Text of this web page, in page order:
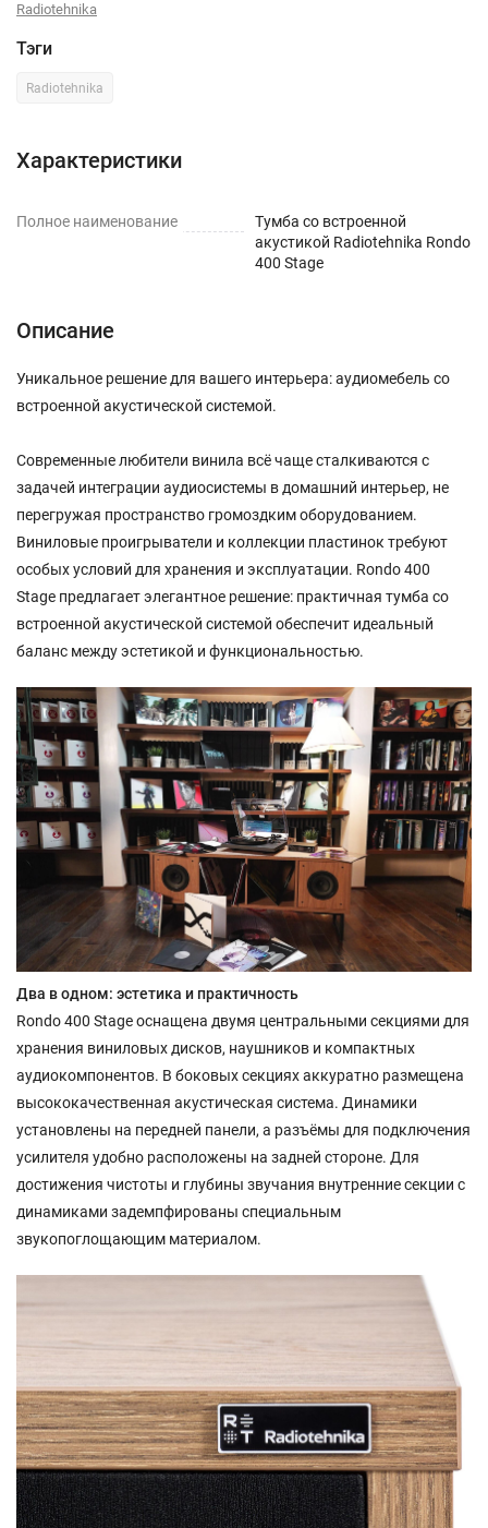
Radiotehnika
Тэги
Radiotehnika
Характеристики
Полное наименование
Тумба со встроенной
акустикой Radiotehnika Rondo
400 Stage
Описание
Уникальное решение для вашего интерьера: аудиомебель со
встроенной акустической системой.
Современные любители винила всё чаще сталкиваются с
задачей интеграции аудиосистемы в домашний интерьер, не
перегружая пространство громоздким оборудованием.
Виниловые проигрыватели и коллекции пластинок требуют
особых условий для хранения и эксплуатации. Rondo 400
Stage предлагает элегантное решение: практичная тумба со
встроенной акустической системой обеспечит идеальный
баланс между эстетикой и функциональностью.
Два в одном: эстетика и практичность
Rondo 400 Stage оснащена двумя центральными секциями для
хранения виниловых дисков, наушников и компактных
аудиокомпонентов. В боковых секциях аккуратно размещена
высококачественная акустическая система. Динамики
установлены на передней панели, а разъёмы для подключения
усилителя удобно расположены на задней стороне. Для
достижения чистоты и глубины звучания внутренние секции с
динамиками задемпфированы специальным
звукопоглощающим материалом.